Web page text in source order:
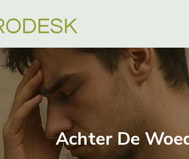
Achter De